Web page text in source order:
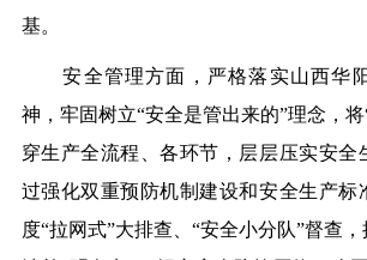
基。
安全管理方面，严格落实山西华
神，牢固树立“安全是管出来的”理念，
穿生产全流程、各环节，层层压实安全
过强化双重预防机制建设和安全生产标
度“拉网式”大排查、“安全小分队”督查